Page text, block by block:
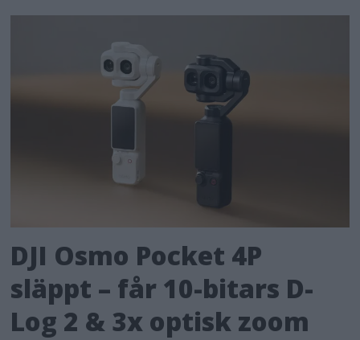
DJI Osmo Pocket 4P
släppt – får 10-bitars D-
Log 2 & 3x optisk zoom